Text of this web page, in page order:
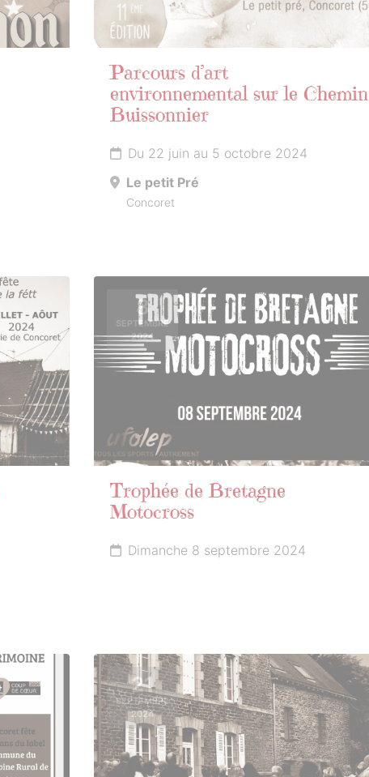
Parcours d’art
environnemental sur le Chemin
Buissonnier
Du 22 juin au 5 octobre 2024
Le petit Pré
Concoret
8
SEPTEMBRE
2024
Trophée de Bretagne
Motocross
Dimanche 8 septembre 2024
21
SEPTEMBRE
2024